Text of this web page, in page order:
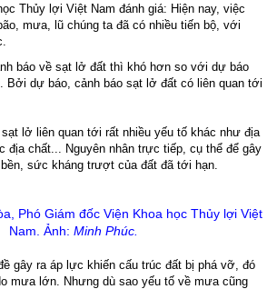
Thủy lợi Việt Nam đánh giá: Hiện nay, việc
mưa, lũ chúng ta đã có nhiều tiến bộ, với
báo về sạt lở đất thì khó hơn so với dự báo
Bởi dự báo, cảnh báo sạt lở đất có liên quan tới
sạt lở liên quan tới rất nhiều yếu tố khác như địa
địa chất... Nguyên nhân trực tiếp, cụ thể để gây
sức kháng trượt của đất đã tới hạn.
Phó Giám đốc Viện Khoa học Thủy lợi Việt
Nam. Ảnh: Minh Phúc.
gây ra áp lực khiến cấu trúc đất bị phá vỡ, đó
mưa lớn. Nhưng dù sao yếu tố về mưa cũng